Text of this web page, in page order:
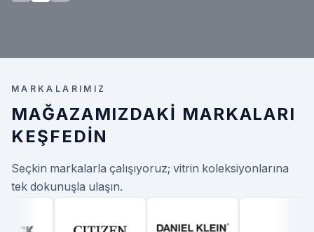
MARKALARIMIZ
MAĞAZAMIZDAKI MARKALARI
KEŞFEDIN
Seçkin markalarla çalışıyoruz; vitrin koleksiyonlarına
tek dokunuşla ulaşın.